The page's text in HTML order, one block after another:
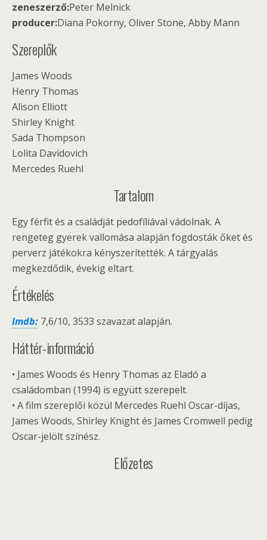
zeneszerző:Peter Melnick
producer:Diana Pokorny, Oliver Stone, Abby Mann
Szereplők
James Woods
Henry Thomas
Alison Elliott
Shirley Knight
Sada Thompson
Lolita Davidovich
Mercedes Ruehl
Tartalom
Egy férfit és a családját pedofíliával vádolnak. A
rengeteg gyerek vallomása alapján fogdosták őket és
perverz játékokra kényszerítették. A tárgyalás
megkezdődik, évekig eltart.
Értékelés
Imdb: 7,6/10, 3533 szavazat alapján.
Háttér-információ
• James Woods és Henry Thomas az Eladó a
családomban (1994) is együtt szerepelt.
• A film szereplői közül Mercedes Ruehl Oscar-díjas,
James Woods, Shirley Knight és James Cromwell pedig
Oscar-jelölt színész.
Előzetes